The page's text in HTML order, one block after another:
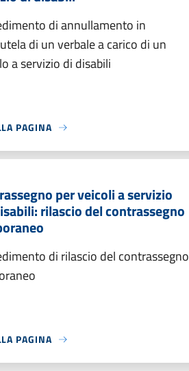
di annullamento in
di un verbale a carico di un
a servizio di disabili
PAGINA
per veicoli a servizio
rilascio del contrassegno
di rilascio del contrassegno
PAGINA